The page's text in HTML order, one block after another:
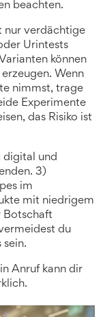
beachten.
nur verdächtige
Urintests
können
Wenn
nimmst, trage
Experimente
das Risiko ist
digital und
3)
im
mit niedrigem
Botschaft
du
sein.
Anruf kann dir